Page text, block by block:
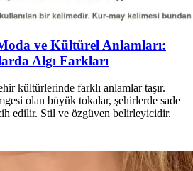
ve Kültürel Anlamları:
Algı Farkları
kültürlerinde farklı anlamlar taşır.
olan büyük tokalar, şehirlerde sade
edilir. Stil ve özgüven belirleyicidir.